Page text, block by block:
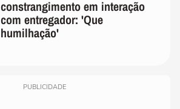
constrangimento em interação
com entregador: 'Que
humilhação'
PUBLICIDADE